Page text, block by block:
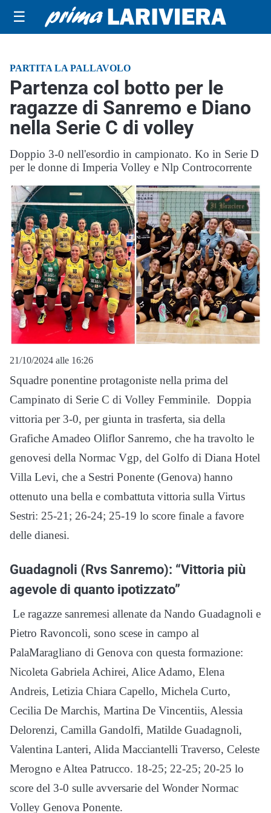
☰
PARTITA LA PALLAVOLO
Partenza col botto per le
ragazze di Sanremo e Diano
nella Serie C di volley
Doppio 3-0 nell'esordio in campionato. Ko in Serie D
per le donne di Imperia Volley e Nlp Controcorrente
21/10/2024 alle 16:26
Squadre ponentine protagoniste nella prima del
Campinato di Serie C di Volley Femminile. Doppia
vittoria per 3-0, per giunta in trasferta, sia della
Grafiche Amadeo Oliflor Sanremo, che ha travolto le
genovesi della Normac Vgp, del Golfo di Diana Hotel
Villa Levi, che a Sestri Ponente (Genova) hanno
ottenuto una bella e combattuta vittoria sulla Virtus
Sestri: 25-21; 26-24; 25-19 lo score finale a favore
delle dianesi.
Guadagnoli (Rvs Sanremo): “Vittoria più
agevole di quanto ipotizzato”
Le ragazze sanremesi allenate da Nando Guadagnoli e
Pietro Ravoncoli, sono scese in campo al
PalaMaragliano di Genova con questa formazione:
Nicoleta Gabriela Achirei, Alice Adamo, Elena
Andreis, Letizia Chiara Capello, Michela Curto,
Cecilia De Marchis, Martina De Vincentiis, Alessia
Delorenzi, Camilla Gandolfi, Matilde Guadagnoli,
Valentina Lanteri, Alida Macciantelli Traverso, Celeste
Merogno e Altea Patrucco. 18-25; 22-25; 20-25 lo
score del 3-0 sulle avversarie del Wonder Normac
Volley Genova Ponente.